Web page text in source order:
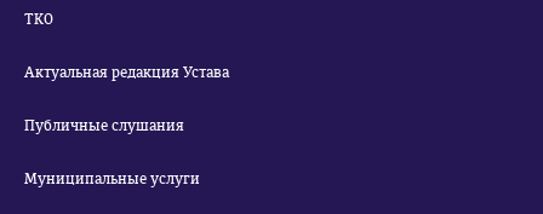
ТКО
Актуальная редакция Устава
Публичные слушания
Муниципальные услуги